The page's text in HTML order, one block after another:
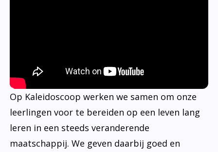
Op Kaleidoscoop werken we samen om onze
leerlingen voor te bereiden op een leven lang
leren in een steeds veranderende
maatschappij. We geven daarbij goed en